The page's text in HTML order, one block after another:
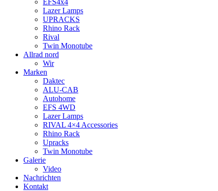
EFS4x4
Lazer Lamps
UPRACKS
Rhino Rack
Rival
Twin Monotube
Allrad nord
Wir
Marken
Daktec
ALU-CAB
Autohome
EFS 4WD
Lazer Lamps
RIVAL 4×4 Accessories
Rhino Rack
Upracks
Twin Monotube
Galerie
Video
Nachrichten
Kontakt